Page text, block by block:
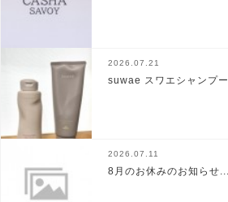
2026.07.21
suwae スワエシャンプ
2026.07.11
8月のお休みのお知らせ...